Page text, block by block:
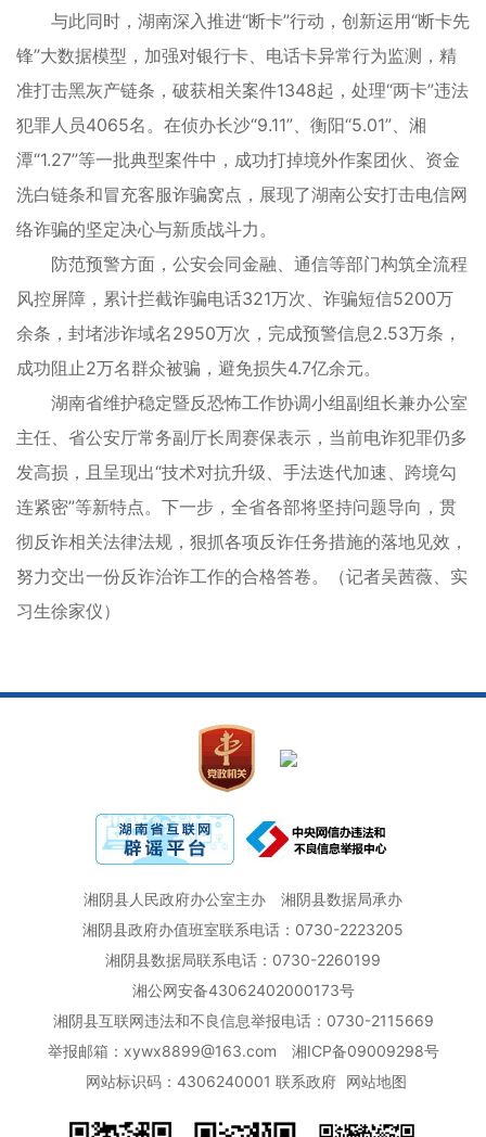
与此同时，湖南深入推进“断卡”行动，创新运用“断卡先
锋”大数据模型，加强对银行卡、电话卡异常行为监测，精
准打击黑灰产链条，破获相关案件1348起，处理“两卡”违法
犯罪人员4065名。在侦办长沙“9.11”、衡阳“5.01”、湘
潭“1.27”等一批典型案件中，成功打掉境外作案团伙、资金
洗白链条和冒充客服诈骗窝点，展现了湖南公安打击电信网
络诈骗的坚定决心与新质战斗力。
防范预警方面，公安会同金融、通信等部门构筑全流程
风控屏障，累计拦截诈骗电话321万次、诈骗短信5200万
余条，封堵涉诈域名2950万次，完成预警信息2.53万条，
成功阻止2万名群众被骗，避免损失4.7亿余元。
湖南省维护稳定暨反恐怖工作协调小组副组长兼办公室
主任、省公安厅常务副厅长周赛保表示，当前电诈犯罪仍多
发高损，且呈现出“技术对抗升级、手法迭代加速、跨境勾
连紧密”等新特点。下一步，全省各部将坚持问题导向，贯
彻反诈相关法律法规，狠抓各项反诈任务措施的落地见效，
努力交出一份反诈治诈工作的合格答卷。（记者吴茜薇、实
习生徐家仪）
湘阴县人民政府办公室主办
湘阴县数据局承办
湘阴县政府办值班室联系电话：0730-2223205
湘阴县数据局联系电话：0730-2260199
湘公网安备43062402000173号
湘阴县互联网违法和不良信息举报电话：0730-2115669
举报邮箱：xywx8899@163.com
湘ICP备09009298号
网站标识码：4306240001 联系政府 网站地图